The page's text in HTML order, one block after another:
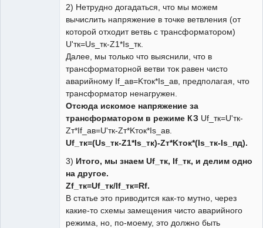
2) Нетрудно догадаться, что мы можем
вычислить напряжение в точке ветвления (от
которой отходит ветвь с трансформатором)
U'тк=Us_тк-Z1*Is_тк.
Далее, мы только что выяснили, что в
трансформаторной ветви ток равен чисто
аварийному If_ав=Kток*Is_ав, предполагая, что
трансформатор ненагружен.
Отсюда искомое напряжение за
трансформатором в режиме КЗ Uf_тк=U'тк-
Zт*If_ав=U'тк-Zт*Kток*Is_ав.
Uf_тк=(Us_тк-Z1*Is_тк)-Zт*Kток*(Is_тк-Is_пд).
3) Итого, мы знаем Uf_тк, If_тк, и делим одно
на другое.
Zf_тк=Uf_тк/If_тк=Rf.
В статье это приводится как-то мутно, через
какие-то схемы замещения чисто аварийного
режима, но, по-моему, это должно быть